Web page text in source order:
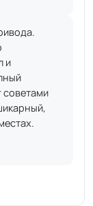
и
советами